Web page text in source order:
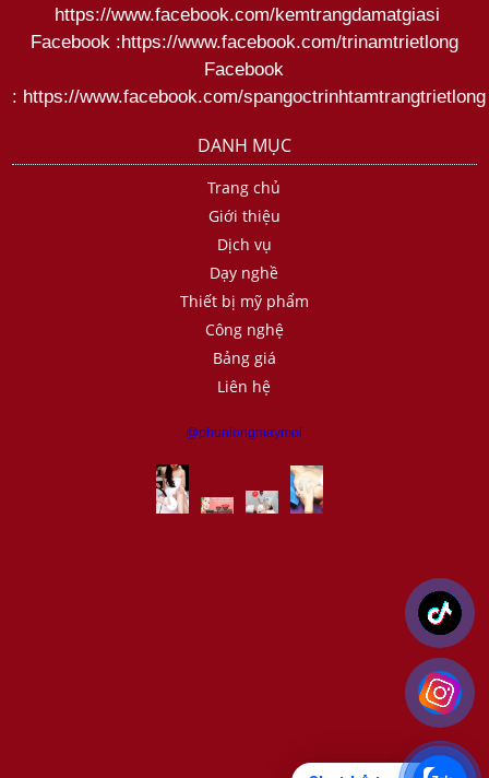
https://www.facebook.com/kemtrangdamatgiasi
Facebook :https://www.facebook.com/trinamtrietlong
Facebook
: https://www.facebook.com/spangoctrinhtamtrangtrietlong
DANH MỤC
Trang chủ
Giới thiệu
Dịch vụ
Dạy nghề
Thiết bị mỹ phẩm
Công nghệ
Bảng giá
Liên hệ
@phunlongmaymoi